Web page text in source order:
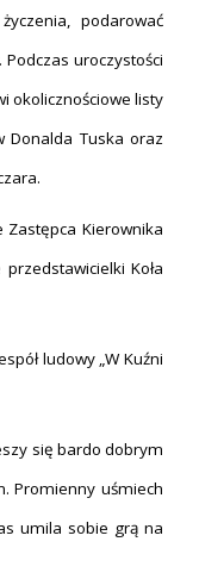
podarować
uroczystości
okolicznościowe listy
Donalda Tuska oraz
Zastępca Kierownika
Koła
ludowy „W Kuźni
się bardo dobrym
Promienny uśmiech
umila sobie grą na